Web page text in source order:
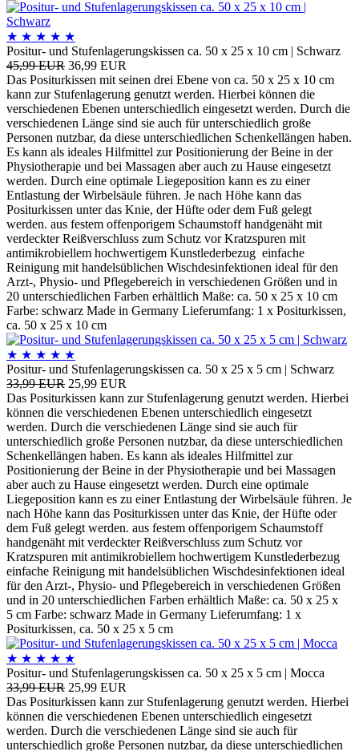
★ ★ ★ ★ ★
Positur- und Stufenlagerungskissen ca. 50 x 25 x 10 cm | Schwarz
45,99 EUR 36,99 EUR
Das Positurkissen mit seinen drei Ebene von ca. 50 x 25 x 10 cm
kann zur Stufenlagerung genutzt werden. Hierbei können die
verschiedenen Ebenen unterschiedlich eingesetzt werden. Durch die
verschiedenen Länge sind sie auch für unterschiedlich große
Personen nutzbar, da diese unterschiedlichen Schenkellängen haben.
Es kann als ideales Hilfmittel zur Positionierung der Beine in der
Physiotherapie und bei Massagen aber auch zu Hause eingesetzt
werden. Durch eine optimale Liegeposition kann es zu einer
Entlastung der Wirbelsäule führen. Je nach Höhe kann das
Positurkissen unter das Knie, der Hüfte oder dem Fuß gelegt
werden. aus festem offenporigem Schaumstoff handgenäht mit
verdeckter Reißverschluss zum Schutz vor Kratzspuren mit
antimikrobiellem hochwertigem Kunstlederbezug einfache
Reinigung mit handelsüblichen Wischdesinfektionen ideal für den
Arzt-, Physio- und Pflegebereich in verschiedenen Größen und in
20 unterschiedlichen Farben erhältlich Maße: ca. 50 x 25 x 10 cm
Farbe: schwarz Made in Germany Lieferumfang: 1 x Positurkissen,
ca. 50 x 25 x 10 cm
★ ★ ★ ★ ★
Positur- und Stufenlagerungskissen ca. 50 x 25 x 5 cm | Schwarz
33,99 EUR 25,99 EUR
Das Positurkissen kann zur Stufenlagerung genutzt werden. Hierbei
können die verschiedenen Ebenen unterschiedlich eingesetzt
werden. Durch die verschiedenen Länge sind sie auch für
unterschiedlich große Personen nutzbar, da diese unterschiedlichen
Schenkellängen haben. Es kann als ideales Hilfmittel zur
Positionierung der Beine in der Physiotherapie und bei Massagen
aber auch zu Hause eingesetzt werden. Durch eine optimale
Liegeposition kann es zu einer Entlastung der Wirbelsäule führen. Je
nach Höhe kann das Positurkissen unter das Knie, der Hüfte oder
dem Fuß gelegt werden. aus festem offenporigem Schaumstoff
handgenäht mit verdeckter Reißverschluss zum Schutz vor
Kratzspuren mit antimikrobiellem hochwertigem Kunstlederbezug
einfache Reinigung mit handelsüblichen Wischdesinfektionen ideal
für den Arzt-, Physio- und Pflegebereich in verschiedenen Größen
und in 20 unterschiedlichen Farben erhältlich Maße: ca. 50 x 25 x
5 cm Farbe: schwarz Made in Germany Lieferumfang: 1 x
Positurkissen, ca. 50 x 25 x 5 cm
★ ★ ★ ★ ★
Positur- und Stufenlagerungskissen ca. 50 x 25 x 5 cm | Mocca
33,99 EUR 25,99 EUR
Das Positurkissen kann zur Stufenlagerung genutzt werden. Hierbei
können die verschiedenen Ebenen unterschiedlich eingesetzt
werden. Durch die verschiedenen Länge sind sie auch für
unterschiedlich große Personen nutzbar, da diese unterschiedlichen